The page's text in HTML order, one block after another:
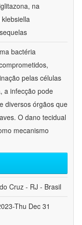
na
bactéria
pelas células
a infecção pode
diversos órgãos que
O dano tecidual
mecanismo
Cruz - RJ - Brasil
Thu Dec 31